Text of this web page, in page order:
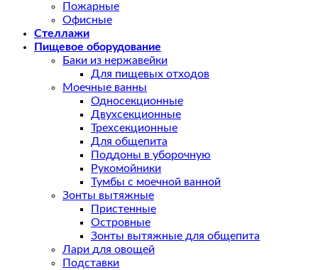
Пожарные
Офисные
Стеллажи
Пищевое оборудование
Баки из нержавейки
Для пищевых отходов
Моечные ванны
Односекционные
Двухсекционные
Трехсекционные
Для общепита
Поддоны в уборочную
Рукомойники
Тумбы с моечной ванной
Зонты вытяжные
Пристенные
Островные
Зонты вытяжные для общепита
Лари для овощей
Подставки